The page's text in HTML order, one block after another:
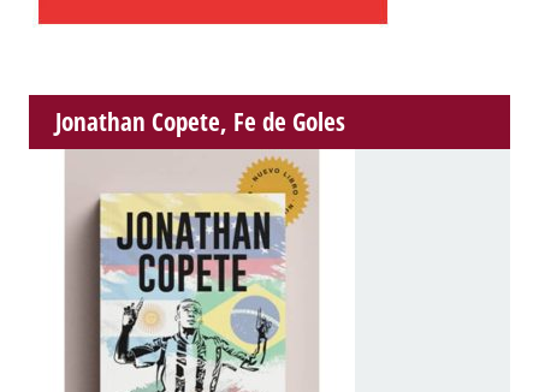
Jonathan Copete, Fe de Goles